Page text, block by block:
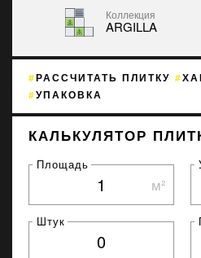
Коллекция
ARGILLA
РАССЧИТАТЬ ПЛИТКУ
УПАКОВКА
КАЛЬКУЛЯТОР
Площадь
м²
Штук